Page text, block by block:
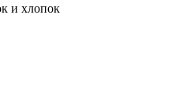
и хлопок